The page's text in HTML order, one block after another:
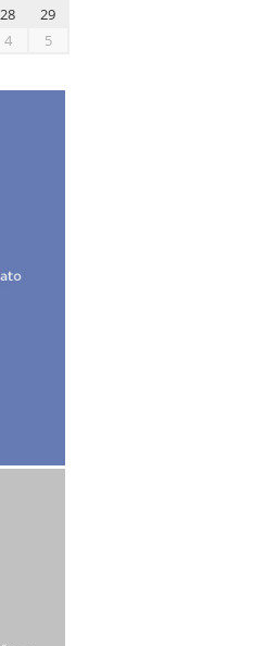
28
29
4 5